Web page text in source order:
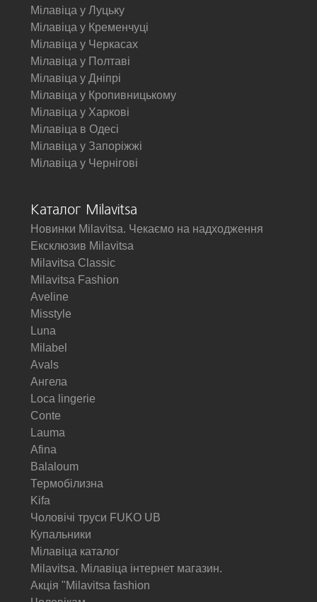
Мілавіца у Луцьку
Мілавіца у Кременчуці
Мілавіца у Черкасах
Мілавіца у Полтаві
Мілавіца у Дніпрі
Мілавіца у Кропивницькому
Мілавіца у Харкові
Мілавіца в Одесі
Мілавіца у Запоріжжі
Мілавіца у Чернігові
Каталог Milavitsa
Новинки Milavitsa. Чекаємо на надходження
Ексклюзив Milavitsa
Milavitsa Classic
Milavitsa Fashion
Aveline
Misstyle
Luna
Milabel
Avals
Ангела
Loca lingerie
Conte
Lauma
Afina
Balaloum
Термобілизна
Kifa
Чоловічі труси FUKO UB
Купальники
Мілавіца каталог
Milavitsa. Мілавіца інтернет магазин.
Акція "Milavitsa fashion